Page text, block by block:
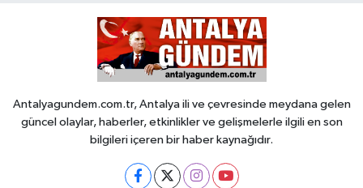
Antalyagundem.com.tr, Antalya ili ve çevresinde meydana gelen
güncel olaylar, haberler, etkinlikler ve gelişmelerle ilgili en son
bilgileri içeren bir haber kaynağıdır.